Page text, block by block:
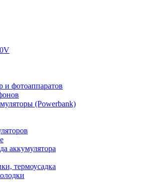
и фотоаппаратов
(Powerbank)
аккумулятора
термоусадка